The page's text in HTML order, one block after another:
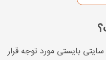
بایستی مورد توجه قرار